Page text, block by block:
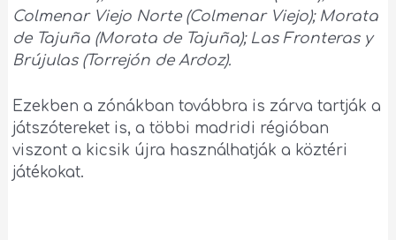
Colmenar Viejo Norte (Colmenar Viejo); Morata
de Tajuña (Morata de Tajuña); Las Fronteras y
Brújulas (Torrejón de Ardoz).
Ezekben a zónákban továbbra is zárva tartják a
játszótereket is, a többi madridi régióban
viszont a kicsik újra használhatják a köztéri
játékokat.